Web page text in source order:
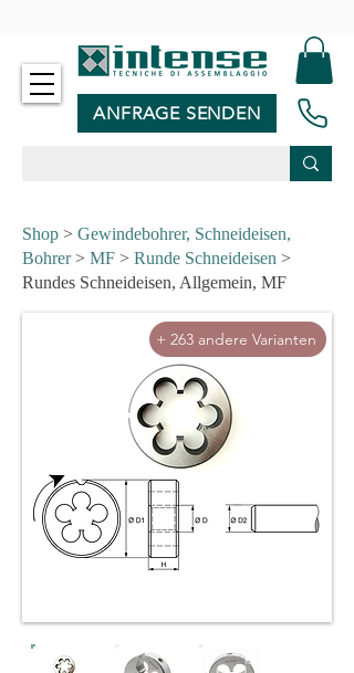
ANFRAGE SENDEN
Shop > Gewindebohrer, Schneideisen,
Bohrer> MF > Runde Schneideisen >
Rundes Schneideisen, Allgemein, MF
+ 263 andere Varianten